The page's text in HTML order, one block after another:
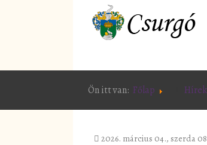
Ön itt van: Főlap Hírek
2026. március 04., szerda